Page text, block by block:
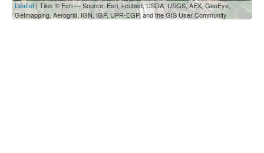
Leaflet | Tiles © Esri — Source: Esri, i-cubed, USDA, USGS, AEX, GeoEye,
Getmapping, Aerogrid, IGN, IGP, UPR-EGP, and the GIS User Community